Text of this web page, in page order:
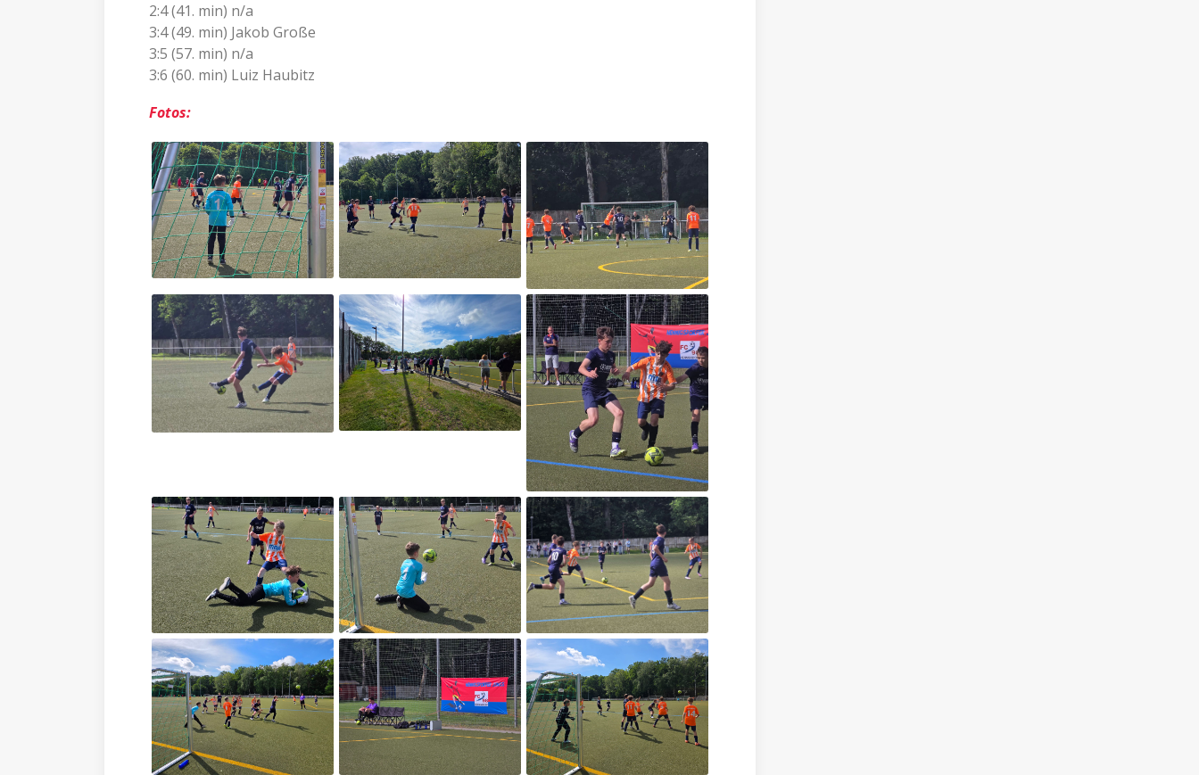
2:4 (41. min) n/a
3:4 (49. min) Jakob Große
3:5 (57. min) n/a
3:6 (60. min) Luiz Haubitz
Fotos: